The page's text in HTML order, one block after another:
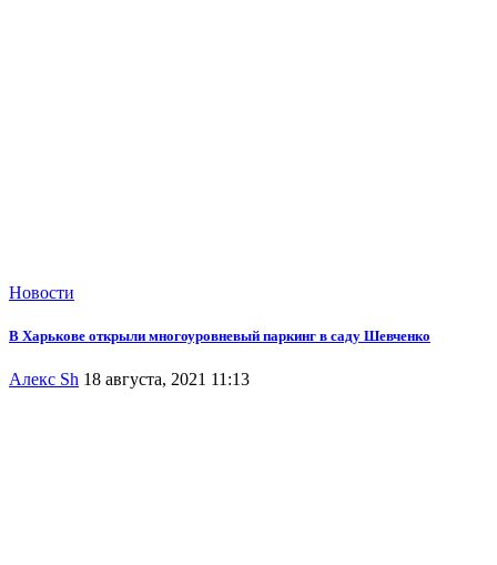
Новости
В Харькове открыли многоуровневый паркинг в саду Шевченко
Алекс Sh 18 августа, 2021 11:13